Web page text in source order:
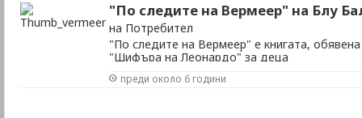
"По следите на Вермеер" на Блу
на Потребител
"По следите на Вермеер" е книгата,
"Шифъра на Леонардо" за деца
преди около 6 години